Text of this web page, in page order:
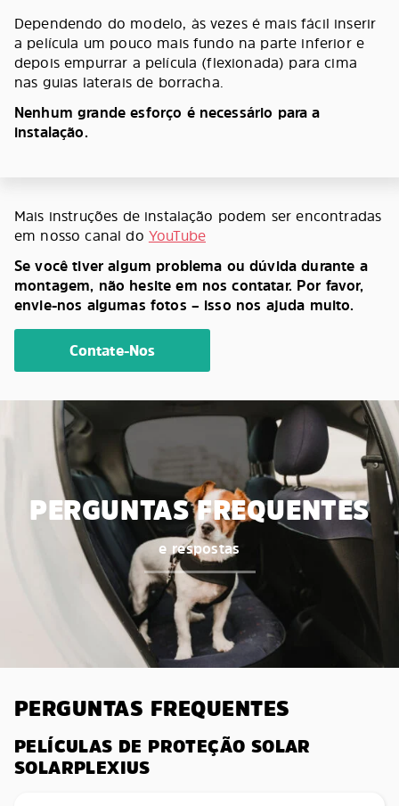
Dependendo do modelo, às vezes é mais fácil inserir
a película um pouco mais fundo na parte inferior e
depois empurrar a película (flexionada) para cima
nas guias laterais de borracha.
Nenhum grande esforço é necessário para a
instalação.
Mais instruções de instalação podem ser encontradas
em nosso canal do YouTube
Se você tiver algum problema ou dúvida durante a
montagem, não hesite em nos contatar. Por favor,
envie-nos algumas fotos – isso nos ajuda muito.
Contate-Nos
PERGUNTAS FREQUENTES
e respostas
PERGUNTAS FREQUENTES
PELÍCULAS DE PROTEÇÃO SOLAR
SOLARPLEXIUS